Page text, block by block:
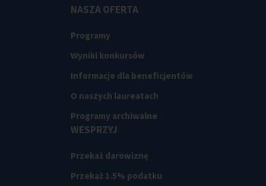
NASZA OFERTA
Programy
Wyniki konkursów
Informacje dla beneficjentów
O naszych laureatach
Programy archiwalne
WESPRZYJ
Przekaż darowiznę
Przekaż 1.5% podatku